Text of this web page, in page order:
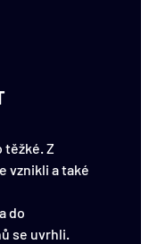
těžké. Z
vznikli a také
do
se uvrhli.